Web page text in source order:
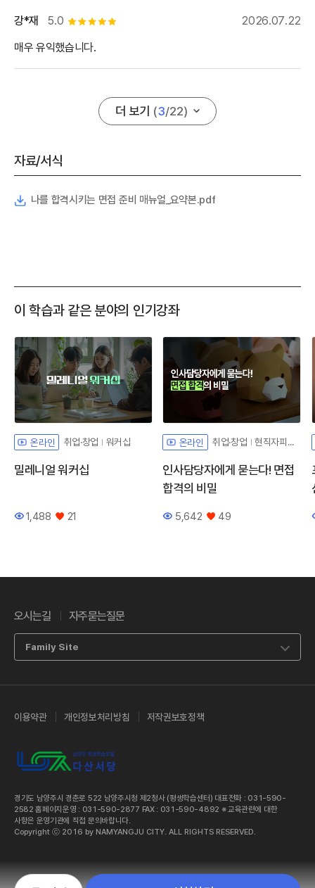
5.0 별점 5개
강*재
2026.07.22
매우 유익했습니다.
더 보기 (3/22)
자료/서식
나를 합격시키는 면접 준비 매뉴얼_요약본.pdf
이 학습과 같은 분야의 인기강좌
온라인 취업·창업 워커십
밀레니얼 워커십
조회수
1,488
좋아요
21
온라인 취업·창업 현직자피드백
인사담당자에게 묻는다! 면접
합격의 비밀
조회수
5,642
좋아요
49
오시는길 자주묻는질문
Family Site
이용약관 개인정보처리방침 저작권보호정책
경기도 남양주시 경춘로 522 남양주시청 제2청사 (평생학습센터) 대표전화 : 031-590-
2582 홈페이지운영 : 031-590-2877 FAX : 031-590-4892 ※ 교육관련에 대한
사항은 운영기관에 직접 문의바랍니다.
Copyright ⓒ 2016 by NAMYANGJU CITY. ALL RIGHTS RESERVED.